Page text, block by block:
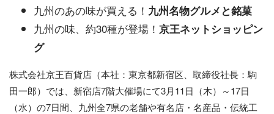
九州のあの味が買える！ 九州名物グルメと銘菓
九州の味、約30種が登場！ 京王ネットショッピン
グ
株式会社京王百貨店（本社：東京都新宿区、取締役社長：駒
田一郎）では、新宿店7階大催場にて3月11日（木）～17日
（水）の7日間、九州全7県の老舗や有名店・名産品・伝統工